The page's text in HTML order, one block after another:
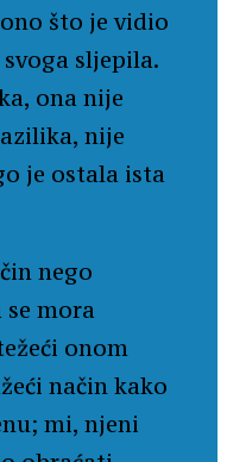
što je vidio
sljepila.
ona nije
nije
je ostala ista
nego
se mora
onom
način kako
mi, njeni